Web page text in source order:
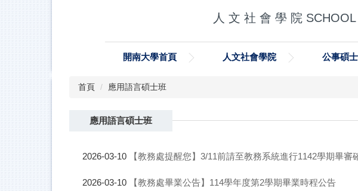
人 文 社 會 學 院
開南大學首頁 人文社會學院 公事碩
首頁 應用語言碩士班
應用語言碩士班
2026-03-10 【教務處提醒您】3/11前請至教務系統進行1142學期畢審
2026-03-10 【教務處畢業公告】114學年度第2學期畢業時程公告